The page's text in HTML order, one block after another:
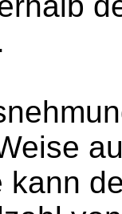
kann